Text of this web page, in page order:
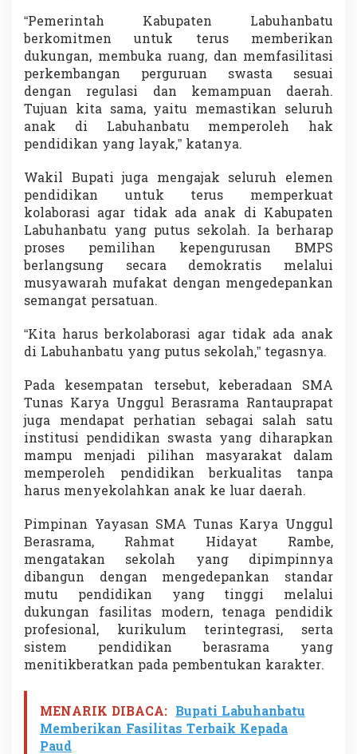
“Pemerintah Kabupaten Labuhanbatu
berkomitmen untuk terus memberikan
dukungan, membuka ruang, dan memfasilitasi
perkembangan perguruan swasta sesuai
dengan regulasi dan kemampuan daerah.
Tujuan kita sama, yaitu memastikan seluruh
anak di Labuhanbatu memperoleh hak
pendidikan yang layak,” katanya.
Wakil Bupati juga mengajak seluruh elemen
pendidikan untuk terus memperkuat
kolaborasi agar tidak ada anak di Kabupaten
Labuhanbatu yang putus sekolah. Ia berharap
proses pemilihan kepengurusan BMPS
berlangsung secara demokratis melalui
musyawarah mufakat dengan mengedepankan
semangat persatuan.
“Kita harus berkolaborasi agar tidak ada anak
di Labuhanbatu yang putus sekolah,” tegasnya.
Pada kesempatan tersebut, keberadaan SMA
Tunas Karya Unggul Berasrama Rantauprapat
juga mendapat perhatian sebagai salah satu
institusi pendidikan swasta yang diharapkan
mampu menjadi pilihan masyarakat dalam
memperoleh pendidikan berkualitas tanpa
harus menyekolahkan anak ke luar daerah.
Pimpinan Yayasan SMA Tunas Karya Unggul
Berasrama, Rahmat Hidayat Rambe,
mengatakan sekolah yang dipimpinnya
dibangun dengan mengedepankan standar
mutu pendidikan yang tinggi melalui
dukungan fasilitas modern, tenaga pendidik
profesional, kurikulum terintegrasi, serta
sistem pendidikan berasrama yang
menitikberatkan pada pembentukan karakter.
MENARIK DIBACA: Bupati Labuhanbatu
Memberikan Fasilitas Terbaik Kepada
Paud